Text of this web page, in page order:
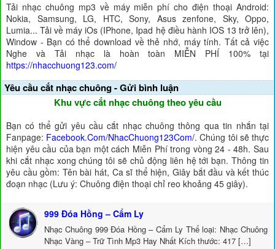
Tải nhạc chuông mp3 về máy miễn phí cho điện thoại Android:
Nokia, Samsung, LG, HTC, Sony, Asus zenfone, Sky, Oppo,
Lumia... Tải về máy iOs (IPhone, Ipad hệ điều hành IOS 13 trở lên),
Window - Bạn có thể download về thẻ nhớ, máy tính. Tất cả việc
Nghe và Tải nhạc là hoàn toàn MIỄN PHÍ 100% tại
https://nhacchuong123.com/
Yêu cầu cắt nhạc chuông - Gửi bình luận
Khu vực cắt nhạc chuông theo yêu cầu
Bạn có thể gửi yêu cầu cắt nhạc chuông thông qua tin nhắn tại
Fanpage: Facebook.Com/NhacChuong123Com/. Chúng tôi sẽ thực
hiện yêu cầu của bạn một cách Miễn Phí trong vòng 24 - 48h. Sau
khi cắt nhạc xong chúng tôi sẽ chủ động liên hệ tới bạn. Thông tin
yêu cầu gồm: Tên bài hát, Ca sĩ thể hiện, Giây bắt đầu và kết thúc
đoạn nhạc (Lưu ý: Chuông điện thoại chỉ reo khoảng 45 giây).
999 Đóa Hồng – Cẩm Ly
Nhạc Chuông 999 Đóa Hồng – Cẩm Ly Thể loại: Nhạc Chuông
Nhạc Vàng – Trữ Tình Mp3 Hay Nhất Kích thước: 417 […]